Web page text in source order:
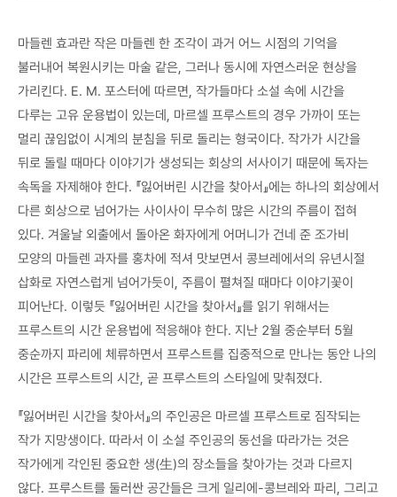
마들렌 효과란 작은 마들렌 한 조각이 과거 어느 시점의 기억을
불러내어 복원시키는 마술 같은, 그러나 동시에 자연스러운 현상을
가리킨다. E. M. 포스터에 따르면, 작가들마다 소설 속에 시간을
다루는 고유 운용법이 있는데, 마르셀 프루스트의 경우 가까이 또는
멀리 끊임없이 시계의 분침을 뒤로 돌리는 형국이다. 작가가 시간을
뒤로 돌릴 때마다 이야기가 생성되는 회상의 서사이기 때문에 독자는
속독을 자제해야 한다. 『잃어버린 시간을 찾아서』에는 하나의 회상에서
다른 회상으로 넘어가는 사이사이 무수히 많은 시간의 주름이 접혀
있다. 겨울날 외출에서 돌아온 화자에게 어머니가 건네 준 조가비
모양의 마들렌 과자를 홍차에 적셔 맛보면서 콩브레에서의 유년시절
삽화로 자연스럽게 넘어가듯이, 주름이 펼쳐질 때마다 이야기꽃이
피어난다. 이렇듯 『잃어버린 시간을 찾아서』를 읽기 위해서는
프루스트의 시간 운용법에 적응해야 한다. 지난 2월 중순부터 5월
중순까지 파리에 체류하면서 프루스트를 집중적으로 만나는 동안 나의
시간은 프루스트의 시간, 곧 프루스트의 스타일에 맞춰졌다.
『잃어버린 시간을 찾아서』의 주인공은 마르셀 프루스트로 짐작되는
작가 지망생이다. 따라서 이 소설 주인공의 동선을 따라가는 것은
작가에게 각인된 중요한 생(生)의 장소들을 찾아가는 것과 다르지
않다. 프루스트를 둘러싼 공간들은 크게 일리에-콩브레와 파리, 그리고